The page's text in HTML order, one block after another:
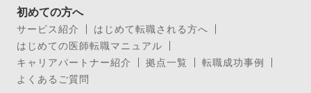
初めての方へ
サービス紹介
はじめて転職される方へ
はじめての医師転職マニュアル
キャリアパートナー紹介
拠点一覧
転職成功事例
よくあるご質問